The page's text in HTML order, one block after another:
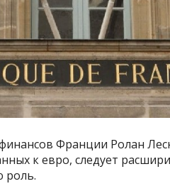
Франции Ролан
к евро, следует
роль.